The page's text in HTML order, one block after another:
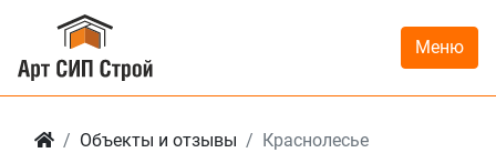
Меню
Объекты и отзывы Краснолесье